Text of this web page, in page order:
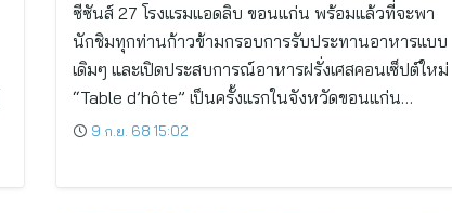
ซีซันส์ 27 โรงแรมแอดลิบ ขอนแก่น พร้อมแล้วที่จะพา
นักชิมทุกท่านก้าวข้ามกรอบการรับประทานอาหารแบบ
เดิมๆ และเปิดประสบการณ์อาหารฝรั่งเศสคอนเซ็ปต์ใหม่
“Table d’hôte” เป็นครั้งแรกในจังหวัดขอนแก่น…
9 ก.ย. 68 15:02